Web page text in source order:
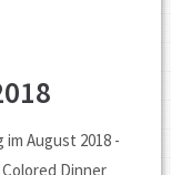
im August 2018 -
Dinner